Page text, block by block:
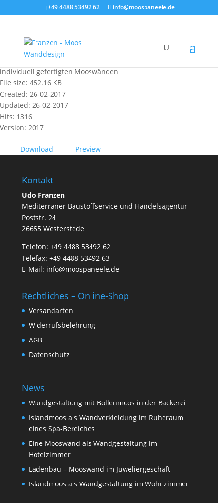
+49 4488 53492 62 info@moospaneele.de
Moospaneele - Flyer - Mooswände
Kleine Übersicht mit Informtionen und Bildern zu unseren
individuell gefertigten Mooswänden
File size: 452.16 KB
Created: 26-02-2017
Updated: 26-02-2017
Hits: 1316
Version: 2017
Download Preview
Kontakt
Udo Franzen
Mediterraner Baustoffservice und Handelsagentur
Poststr. 24
26655 Westerstede
Telefon: +49 4488 53492 62
Telefax: +49 4488 53492 63
E-Mail: info@moospaneele.de
Rechtliches – Online-Shop
Versandarten
Widerrufsbelehrung
AGB
Datenschutz
News
Wandgestaltung mit Bollenmoos in der Bäckerei
Islandmoos als Wandverkleidung im Ruheraum
eines Spa-Bereiches
Eine Mooswand als Wandgestaltung im
Hotelzimmer
Ladenbau – Mooswand im Juweliergeschäft
Islandmoos als Wandgestaltung im Wohnzimmer